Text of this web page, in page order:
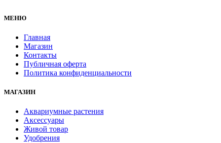
МЕНЮ
Главная
Магазин
Контакты
Публичная оферта
Политика конфиденциальности
МАГАЗИН
Аквариумные растения
Аксессуары
Живой товар
Удобрения